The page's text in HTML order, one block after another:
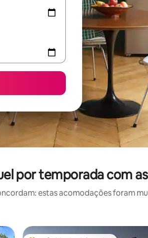
por temporada com
estas acomodações foram